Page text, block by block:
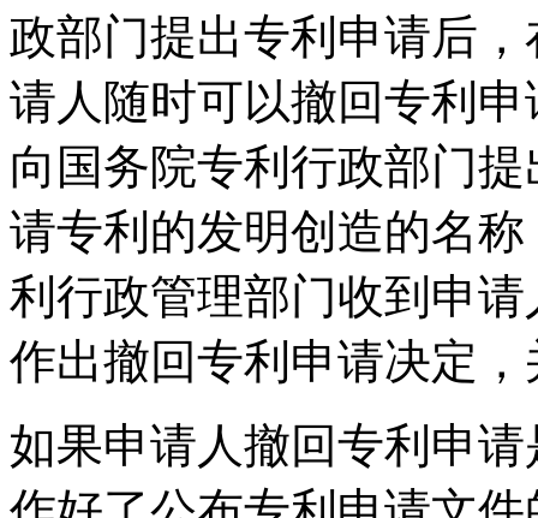
政部门提出专利申请后
请人随时可以撤回专利
向国务院专利行政部门
请专利的发明创造的名
利行政管理部门收到申
作出撤回专利申请决定
如果申请人撤回专利申